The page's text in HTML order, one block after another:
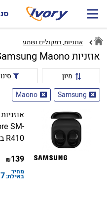
אוזניות, רמקולים ושמע
אוזניות Samsung Maono
מיון
Samsung
Maono
SM-
R410 בצבע שחור
139
₪
מחיר
באילת: